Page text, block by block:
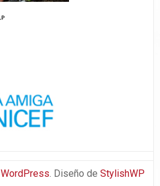
WordPress. Diseño de StylishWP